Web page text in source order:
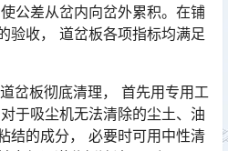
公差从岔内向岔外累积。在铺
验收， 道岔板各项指标均满足
岔板彻底清理， 首先用专用工
于吸尘机无法清除的尘土、油
结的成分， 必要时可用中性清